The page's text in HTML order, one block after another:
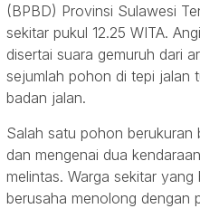
(BPBD) Provinsi Sulawesi
sekitar pukul 12.25 WITA.
disertai suara gemuruh dari
sejumlah pohon di tepi jalan
badan jalan.
Salah satu pohon
dan mengenai dua
melintas. Warga sekitar
berusaha menolong dengan